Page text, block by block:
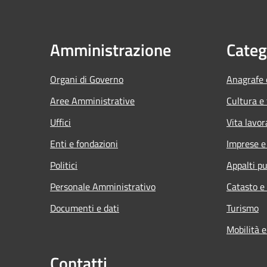
Amministrazione
Organi di Governo
Aree Amministrative
Uffici
Enti e fondazioni
Politici
Personale Amministrativo
Documenti e dati
Cultura
Vita
Imprese
Appalti
Catasto
Turismo
Mobilità